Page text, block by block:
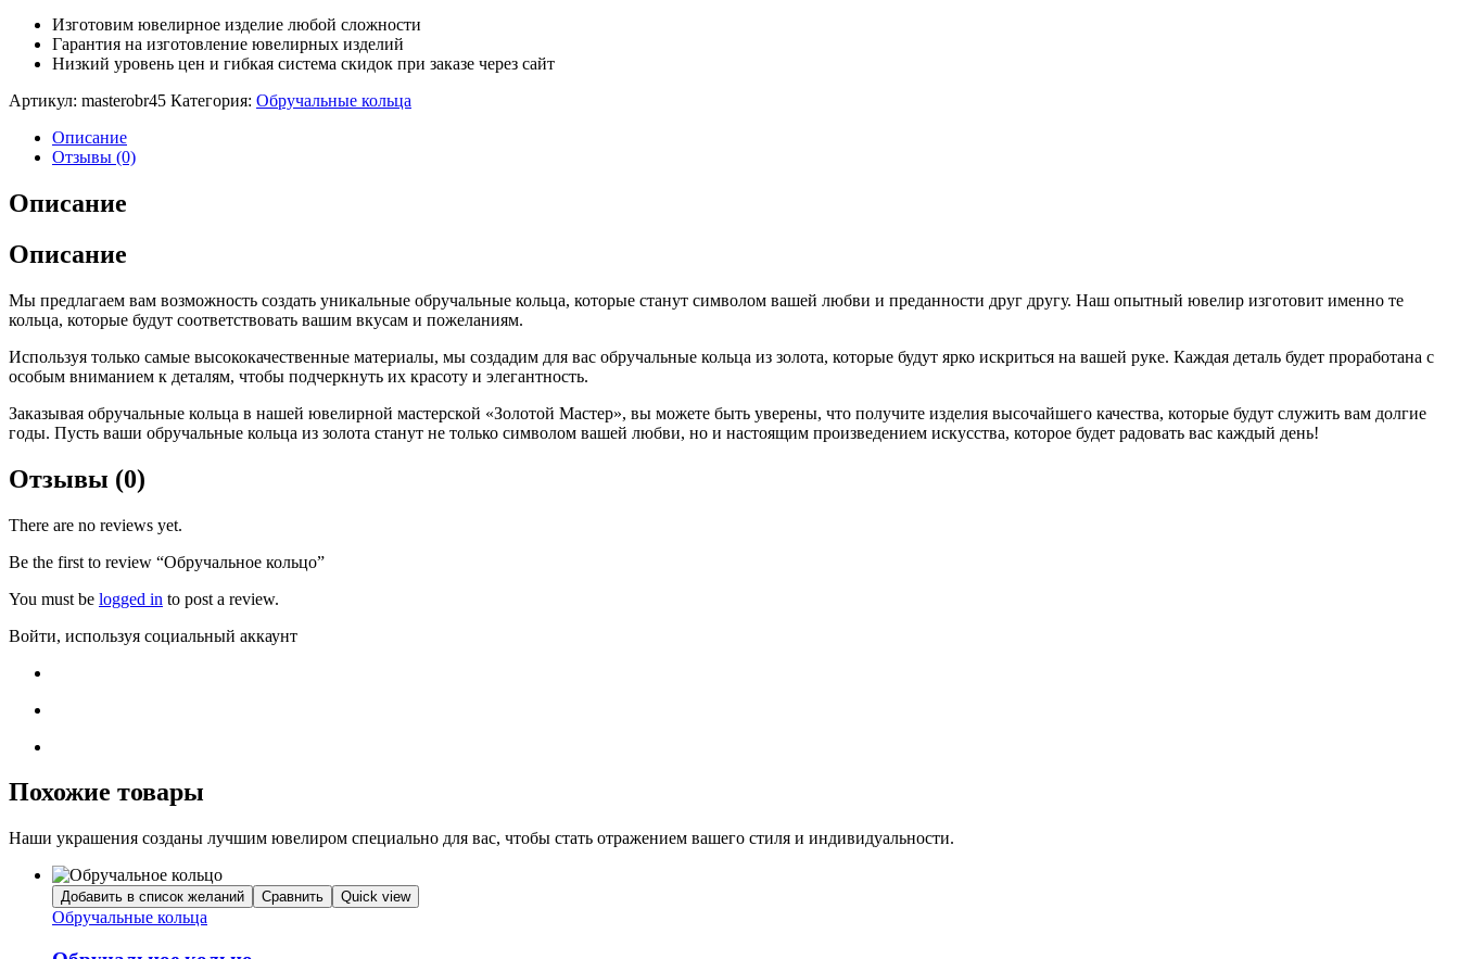
Изготовим ювелирное изделие любой сложности
Гарантия на изготовление ювелирных изделий
Низкий уровень цен и гибкая система скидок при заказе через сайт
Артикул: masterobr45 Категория: Обручальные кольца
Описание
Отзывы (0)
Описание
Описание
Мы предлагаем вам возможность создать уникальные обручальные кольца, которые станут символом вашей любви и преданности друг другу. Наш опытный ювелир изготовит именно те
кольца, которые будут соответствовать вашим вкусам и пожеланиям.
Используя только самые высококачественные материалы, мы создадим для вас обручальные кольца из золота, которые будут ярко искриться на вашей руке. Каждая деталь будет проработана с
особым вниманием к деталям, чтобы подчеркнуть их красоту и элегантность.
Заказывая обручальные кольца в нашей ювелирной мастерской «Золотой Мастер», вы можете быть уверены, что получите изделия высочайшего качества, которые будут служить вам долгие
годы. Пусть ваши обручальные кольца из золота станут не только символом вашей любви, но и настоящим произведением искусства, которое будет радовать вас каждый день!
Отзывы (0)
There are no reviews yet.
Be the first to review “Обручальное кольцо”
You must be logged in to post a review.
Войти, используя социальный аккаунт
Похожие товары
Наши украшения созданы лучшим ювелиром специально для вас, чтобы стать отражением вашего стиля и индивидуальности.
Добавить в список желаний Сравнить Quick view
Обручальные кольца